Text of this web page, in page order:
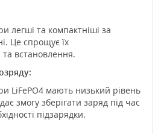
легші та компактніші за
Це спрощує їх
встановлення.
LiFePO4 мають низький рівень
змогу зберігати заряд під час
підзарядки.